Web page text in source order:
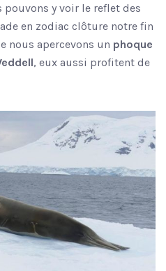
y voir le reflet des
en zodiac clôture notre fin
nous apercevons un phoque
, eux aussi profitent de